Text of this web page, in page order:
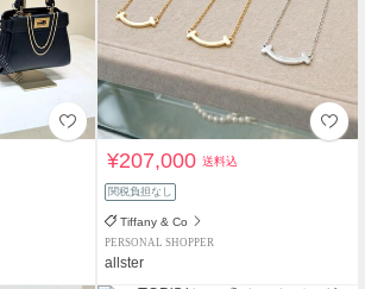
¥207,000送料込
関税負担なし
Tiffany & Co
PERSONAL SHOPPER
allster